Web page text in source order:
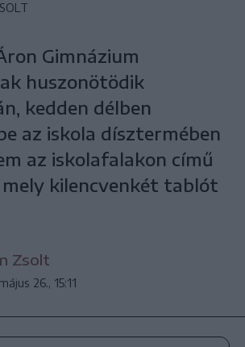
Gimnázium
huszonötödik
kedden délben
az iskola dísztermében
az iskolafalakon című
kilencvenkét tablót
Zsolt
26., 15:11